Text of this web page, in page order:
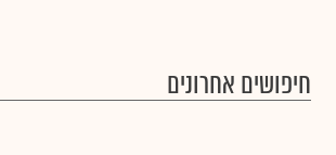
חיפושים אחרונים